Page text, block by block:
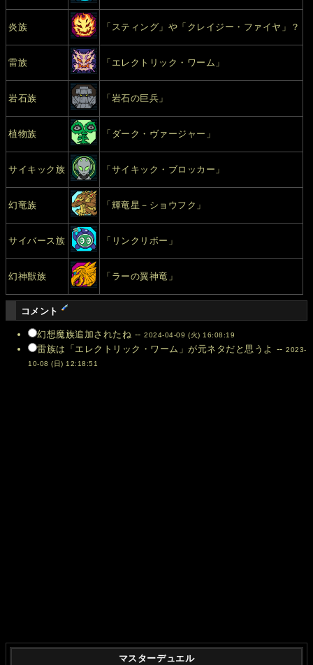
炎族 「スティング」や「クレイジー・ファイヤ」？
雷族 「エレクトリック・ワーム」
岩石族 「岩石の巨兵」
植物族 「ダーク・ヴァージャー」
サイキック族 「サイキック・ブロッカー」
幻竜族 「輝竜星－ショウフク」
サイバース族 「リンクリボー」
幻神獣族 「ラーの翼神竜」
コメント
幻想魔族追加されたね --2024-04-09 (火) 16:08:19
雷族は「エレクトリック・ワーム」が元ネタだと思うよ --2023-
10-08 (日) 12:18:51
マスターデュエル